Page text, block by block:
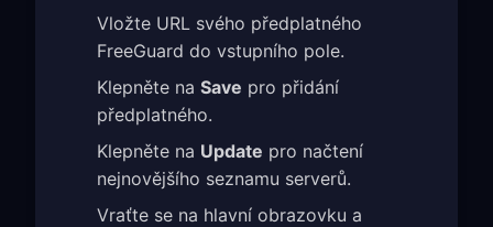
Vložte URL svého předplatného
FreeGuard do vstupního pole.
Klepněte na Save pro přidání
předplatného.
Klepněte na Update pro načtení
nejnovějšího seznamu serverů.
Vraťte se na hlavní obrazovku a